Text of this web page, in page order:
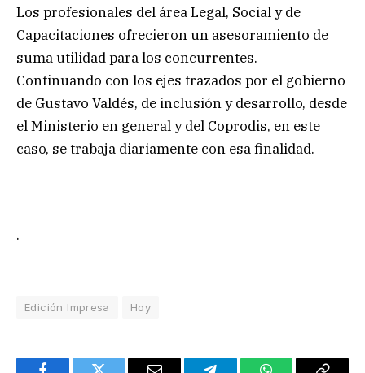
Los profesionales del área Legal, Social y de
Capacitaciones ofrecieron un asesoramiento de
suma utilidad para los concurrentes.
Continuando con los ejes trazados por el gobierno
de Gustavo Valdés, de inclusión y desarrollo, desde
el Ministerio en general y del Coprodis, en este
caso, se trabaja diariamente con esa finalidad.
.
Edición Impresa Hoy